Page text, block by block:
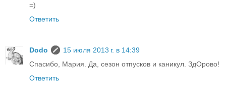
=)
Ответить
Dodo
15 июля 2013 г. в 14:39
Спасибо, Мария. Да, сезон отпусков и каникул. ЗдОрово!
Ответить